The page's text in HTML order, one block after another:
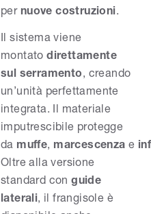
per nuove costruzioni.
Il sistema viene
montatodirettamente
sul serramento, creando
un’unità perfettamente
integrata. Il materiale
imputrescibile protegge
da muffe, marcescenza e
Oltre alla versione
standard conguide
laterali, il frangisole è